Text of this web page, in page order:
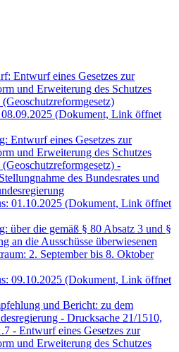
Entwurf eines Gesetzes zur
und Erweiterung des Schutzes
(Dokument, Link öffnet
Entwurf eines Gesetzes zur
und Erweiterung des Schutzes
-
des Bundesrates und
01.10.2025 (Dokument, Link öffnet
über die gemäß § 80 Absatz 3 und §
an die Ausschüsse überwiesenen
2. September bis 8. Oktober
09.10.2025 (Dokument, Link öffnet
und Bericht: zu dem
- Drucksache 21/1510,
- Entwurf eines Gesetzes zur
und Erweiterung des Schutzes